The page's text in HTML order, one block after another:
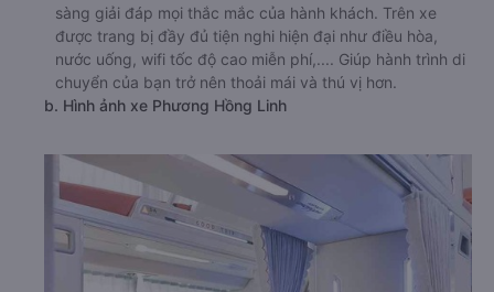
sàng giải đáp mọi thắc mắc của hành khách. Trên xe
được trang bị đầy đủ tiện nghi hiện đại như điều hòa,
nước uống, wifi tốc độ cao miễn phí,.... Giúp hành trình di
chuyển của bạn trở nên thoải mái và thú vị hơn.
b. Hình ảnh xe Phương Hồng Linh